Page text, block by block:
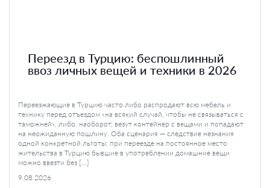
Переезд в Турцию: беспошлинный
ввоз личных вещей и техники в 2026
Переезжающие в Турцию часто либо распродают всю мебель и
технику перед отъездом «на всякий случай, чтобы не связываться с
таможней», либо, наоборот, везут контейнер с вещами и попадают
на неожиданную пошлину. Оба сценария — следствие незнания
одной конкретной льготы: при переезде на постоянное место
жительства в Турцию бывшие в употреблении домашние вещи
можно ввезти без […]
9.08.2026